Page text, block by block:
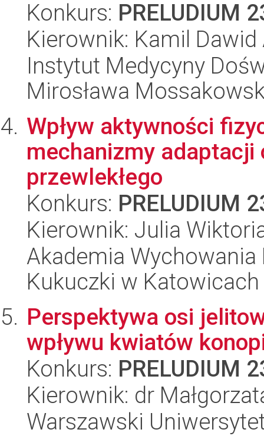
Konkurs: PRELUDIUM
Kierownik: Kamil
Instytut Medycyny
Mirosława
Wpływ aktywności
mechanizmy
przewlekłego
Konkurs: PRELUDIUM
Kierownik: Julia
Akademia
Kukuczki w Katowicach
Perspektywa osi
wpływu kwiatów
Konkurs: PRELUDIUM
Kierownik: dr
Warszawski